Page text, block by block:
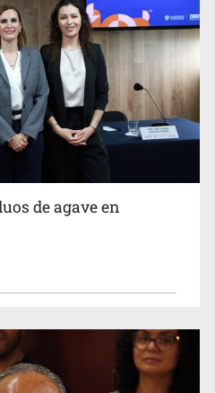
buscado por
de agave en